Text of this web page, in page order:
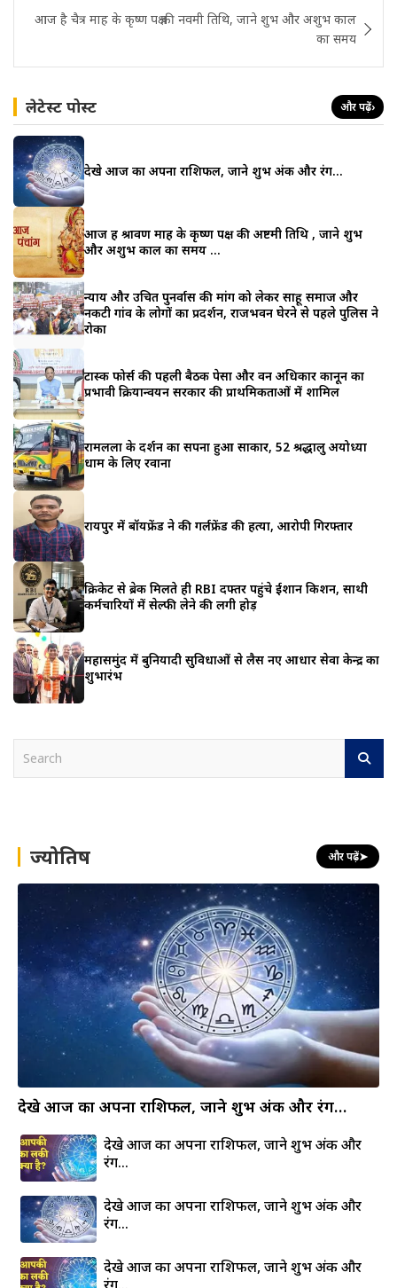
आज है चैत्र माह के कृष्ण पक्ष की नवमी तिथि, जाने शुभ और अशुभ काल
का समय
लेटेस्ट पोस्ट और पढ़ें›
देखे आज का अपना राशिफल, जाने शुभ अंक और रंग…
आज हैं श्रावण माह के कृष्ण पक्ष की अष्टमी तिथि , जाने शुभ
और अशुभ काल का समय …
न्याय और उचित पुनर्वास की मांग को लेकर साहू समाज और
नकटी गांव के लोगों का प्रदर्शन, राजभवन घेरने से पहले पुलिस ने
रोका
टास्क फोर्स की पहली बैठक पेसा और वन अधिकार कानून का
प्रभावी क्रियान्वयन सरकार की प्राथमिकताओं में शामिल
रामलला के दर्शन का सपना हुआ साकार, 52 श्रद्धालु अयोध्या
धाम के लिए रवाना
रायपुर में बॉयफ्रेंड ने की गर्लफ्रेंड की हत्या, आरोपी गिरफ्तार
क्रिकेट से ब्रेक मिलते ही RBI दफ्तर पहुंचे ईशान किशन, साथी
कर्मचारियों में सेल्फी लेने की लगी होड़
महासमुंद में बुनियादी सुविधाओं से लैस नए आधार सेवा केन्द्र का
शुभारंभ
h ज्योतिष और पढ़ें➤
देखे आज का अपना राशिफल, जाने शुभ अंक और रंग…
देखे आज का अपना राशिफल, जाने शुभ अंक और
रंग…
देखे आज का अपना राशिफल, जाने शुभ अंक और
रंग…
देखे आज का अपना राशिफल, जाने शुभ अंक और